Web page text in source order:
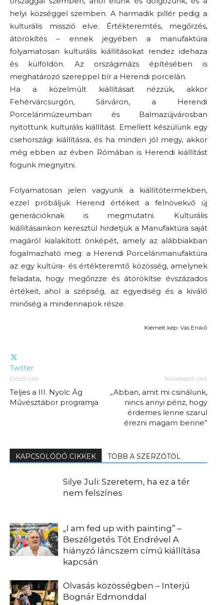
helyi községgel szemben. A harmadik pillér pedig a
kulturális misszió elve. Értékteremtés, megőrzés,
átörökítés – ennek jegyében a manufaktúra
folyamatosan kulturális kiállításokat rendez idehaza
és külföldön. Az országimázs építésében is
meghatározó szereppel bír a Herendi porcelán.
Ha a közelmúlt kiállításait nézzük, akkor
Fehérvárcsurgón, Sárváron, a Herendi
Porcelánmúzeumban és Balmazújvárosban
nyitottunk kulturális kiállítást. Emellett készülünk egy
csehországi kiállításra, és ha minden jól megy, akkor
még ebben az évben Rómában is Herendi kiállítást
fogunk megnyitni.
Folyamatosan jelen vagyunk a kiállítótermekben,
ezzel próbáljuk Herend értékeit a felnövekvő új
generációknak is megmutatni. Kulturális
kiállításainkon keresztül hirdetjük a Manufaktúra saját
magáról kialakított önképét, amely az alábbiakban
fogalmazható meg: a Herendi Porcelánmanufaktúra
az egy kultúra- és értékteremtő közösség, amelynek
feladata, hogy megőrizze és átörökítse évszázados
értékeit, ahol a szépség, az egyediség és a kiváló
minőség a mindennapok része.
Kiemelt kép: Vas Enikő
Twitter
Előző cikk
Teljes a III. Nyolc Ág
Művésztábor programja
Következő cikk
„Abban, amit mi csinálunk,
nincs annyi pénz, hogy
érdemes lenne szarul
érezni magam benne”
KAPCSOLÓDÓ CIKKEK TÖBB A SZERZŐTŐL
Silye Juli: Szeretem, ha ez a tér
nem felszínes
„I am fed up with painting” –
Beszélgetés Tót Endrével A
hiányzó láncszem című kiállítása
kapcsán
Olvasás közösségben – Interjú
Bognár Edmonddal